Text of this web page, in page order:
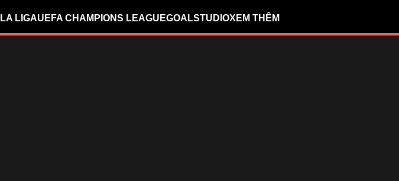
LA LIGAUEFA CHAMPIONS LEAGUEGOALSTUDIOXEM THÊM